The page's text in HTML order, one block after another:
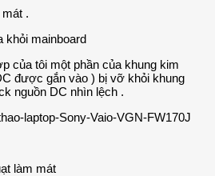
.
khỏi mainboard
của tôi một phần của khung kim
được gắn vào ) bị vỡ khỏi khung
nguồn DC nhìn lệch .
làm mát